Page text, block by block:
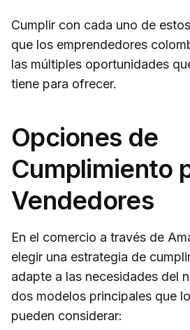
Cumplir con cada uno de
que los emprendedores
las múltiples oportunidades
tiene para ofrecer.
Opciones de
Cumplimiento
Vendedores
En el comercio a través de
elegir una estrategia de
adapte a las necesidades del
dos modelos principales que
pueden considerar: